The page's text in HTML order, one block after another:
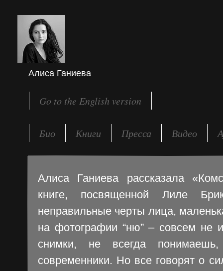
Алиса Ганиева
Go to the English version
Био Книги Пресса Видео
Алиса Ганиева рассказала
книге, посвященной Лиле
неправильные черты лица,
на фотографии “ню” – совсем не
снимки, не всегда
современники. Но все говорят о